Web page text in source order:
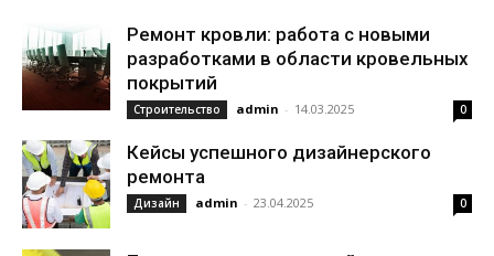
Ремонт кровли: работа с новыми
разработками в области кровельных
покрытий
Строительство admin - 14.03.2025 0
Кейсы успешного дизайнерского
ремонта
Дизайн admin - 23.04.2025 0